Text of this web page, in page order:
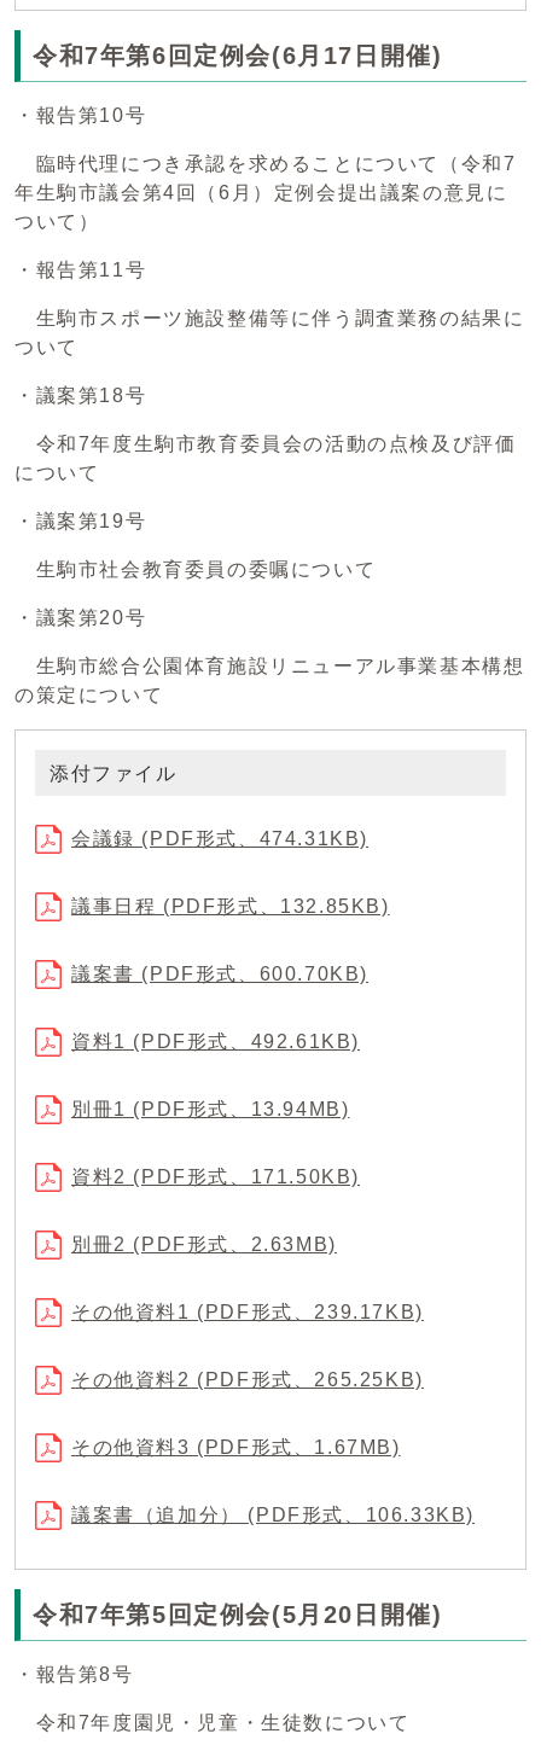
令和7年第6回定例会(6月17日開催)
・報告第10号
臨時代理につき承認を求めることについて（令和7
年生駒市議会第4回（6月）定例会提出議案の意見に
ついて）
・報告第11号
生駒市スポーツ施設整備等に伴う調査業務の結果に
ついて
・議案第18号
令和7年度生駒市教育委員会の活動の点検及び評価
について
・議案第19号
生駒市社会教育委員の委嘱について
・議案第20号
生駒市総合公園体育施設リニューアル事業基本構想
の策定について
添付ファイル
会議録 (PDF形式、474.31KB)
議事日程 (PDF形式、132.85KB)
議案書 (PDF形式、600.70KB)
資料1 (PDF形式、492.61KB)
別冊1 (PDF形式、13.94MB)
資料2 (PDF形式、171.50KB)
別冊2 (PDF形式、2.63MB)
その他資料1 (PDF形式、239.17KB)
その他資料2 (PDF形式、265.25KB)
その他資料3 (PDF形式、1.67MB)
議案書（追加分） (PDF形式、106.33KB)
令和7年第5回定例会(5月20日開催)
・報告第8号
令和7年度園児・児童・生徒数について